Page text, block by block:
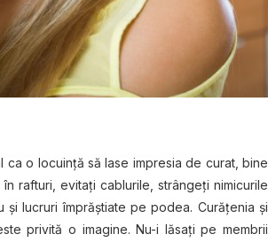
o locuinţă să lase impresia de curat, bine
rafturi, evitaţi cablurile, strângeţi nimicurile
lucruri împrăştiate pe podea. Curăţenia şi
privită o imagine. Nu-i lăsaţi pe membrii